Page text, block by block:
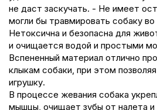
не даст заскучать. - Не имеет
могли бы травмировать собаку
Нетоксична и безопасна для
и очищается водой и простыми
Вспененный материал отлично
клыкам собаки, при этом
игрушку.
В процессе жевания собака
мышцы, очищает зубы от налета и